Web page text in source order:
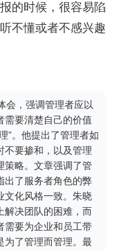
的时候，很容易陷
不懂或者不感兴趣
会，强调管理者应以
需要清楚自己的价值
”。他提出了管理者如
不要掺和，以及管理
策略。文章强调了管
出了服务者角色的弊
文化风格一致。朱晓
解决团队的困难，而
需要为企业和员工带
为了管理而管理。最